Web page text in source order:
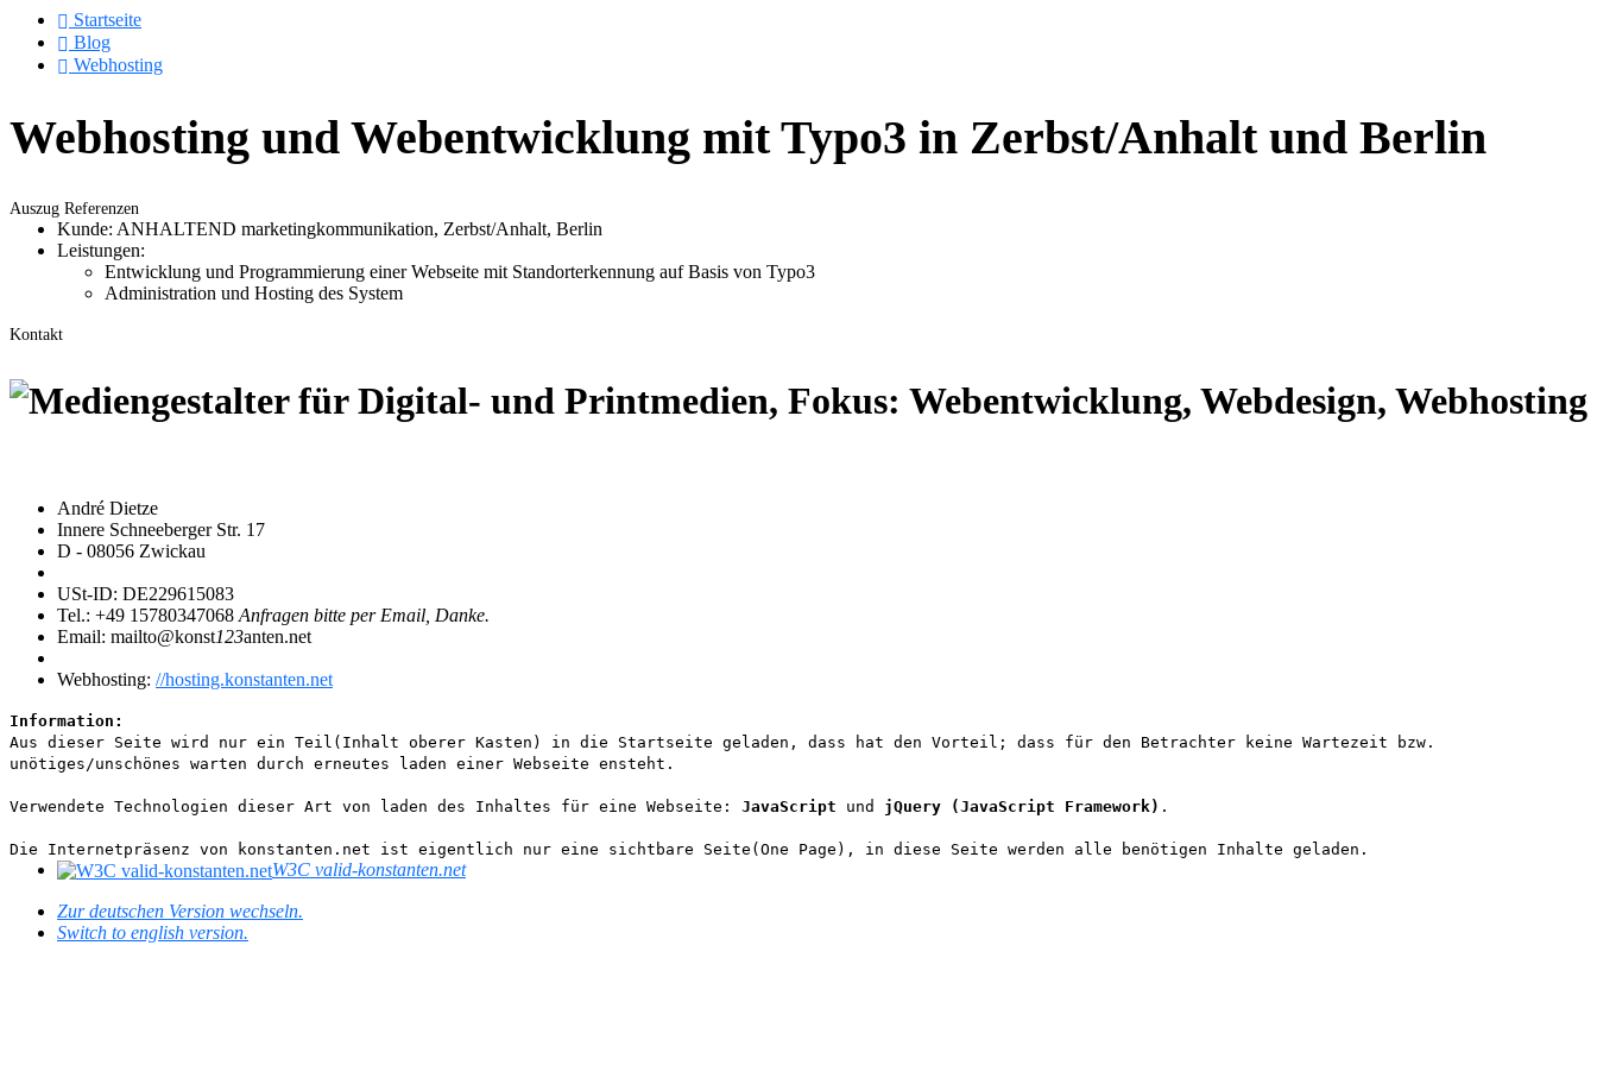
Startseite
Blog
Webhosting
Webhosting und Webentwicklung mit Typo3 in Zerbst/Anhalt und Berlin
Auszug Referenzen
Kunde: ANHALTEND marketingkommunikation, Zerbst/Anhalt, Berlin
Leistungen:
Entwicklung und Programmierung einer Webseite mit Standorterkennung auf Basis von Typo3
Administration und Hosting des System
Kontakt
André Dietze
Innere Schneeberger Str. 17
D - 08056 Zwickau
USt-ID: DE229615083
Tel.: +49 15780347068 Anfragen bitte per Email, Danke.
Email: mailto@konst123anten.net
Webhosting: //hosting.konstanten.net
Information:
Aus dieser Seite wird nur ein Teil(Inhalt oberer Kasten) in die Startseite geladen, dass hat den Vorteil; dass für den Betrachter keine Wartezeit bzw.
unötiges/unschönes warten durch erneutes laden einer Webseite ensteht.
Verwendete Technologien dieser Art von laden des Inhaltes für eine Webseite: JavaScript und jQuery (JavaScript Framework) .
Die Internetpräsenz von konstanten.net ist eigentlich nur eine sichtbare Seite(One Page), in diese Seite werden alle benötigen Inhalte geladen.
W3C valid-konstanten.net
Zur deutschen Version wechseln.
Switch to english version.